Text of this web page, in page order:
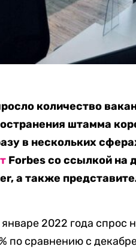
количество
штамма
в нескольких
Forbes со ссылкой на
а также
2022 года спрос
по сравнению с